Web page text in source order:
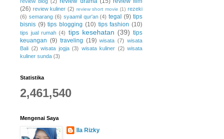
(26) review kuliner (2) review short movie (1) rezeki
(6) semarang (6) syaamil qur'an (4) tegal (9) tips
bisnis (9) tips blogging (10) tips fashion (10)
tips jual rumah (4) tips kesehatan (39) tips
keuangan (9) traveling (19) wisata (7) wisata
Bali (2) wisata jogja (3) wisata kuliner (2) wisata
kuliner sunda (3)
Statistika
2,461,540
Mengenai Saya
Ila Rizky